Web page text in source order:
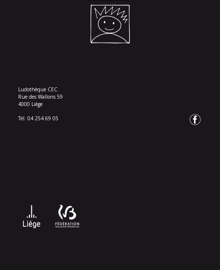
Ludothèque CEC.
Rue des Wallons 59
4000 Liège
Tél. 04 254 69 05